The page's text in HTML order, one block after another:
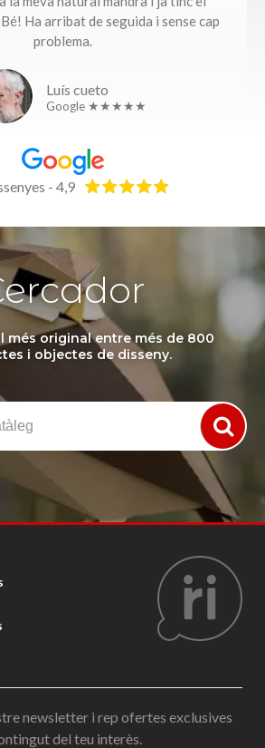
Ha arribat de seguida i sense cap
problema.​
Luís cueto
Google ★★★★★
- 4,9
més original entre més de 800
i objectes de disseny.
newsletter i rep ofertes exclusives
del teu interès.